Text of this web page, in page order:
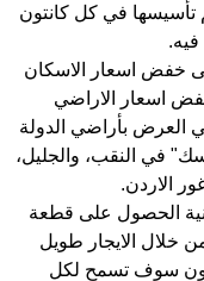
تأسيسها في كل كانتون
خفض اسعار الاسكان
اسعار الاراضي
في العرض بأراضي الدولة
في النقب، والجليل،
الاردن.
الحصول على قطعة
خلال الايجار طويل
سوف تسمح لكل